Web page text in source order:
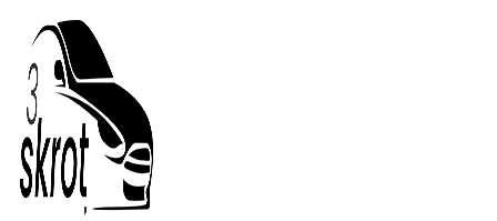
content